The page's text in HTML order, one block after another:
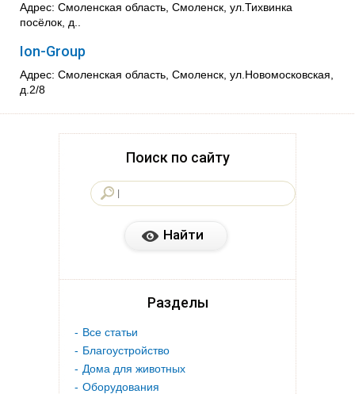
Адрес: Смоленская область, Смоленск, ул.Тихвинка
посёлок, д..
Ion-Group
Адрес: Смоленская область, Смоленск, ул.Новомосковская,
д.2/8
Поиск по сайту
Разделы
Все статьи
Благоустройство
Дома для животных
Оборудования